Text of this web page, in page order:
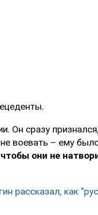
Он сразу
воевать – ему
они не
рассказал, как